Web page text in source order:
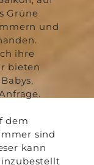
Grüne
und
ihre
bieten
dem
sind
kann